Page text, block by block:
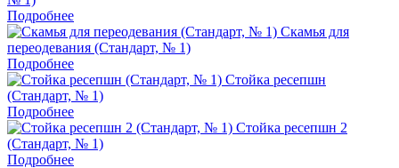
Подробнее
Скамья для
переодевания (Стандарт, № 1)
Подробнее
Стойка ресепшн
(Стандарт, № 1)
Подробнее
Стойка ресепшн 2
(Стандарт, № 1)
Подробнее